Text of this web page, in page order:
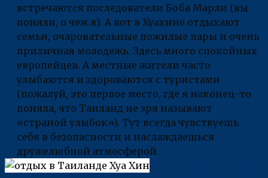
встречаются последователи Боба Марли (вы
поняли, о чем я). А вот в Хуахине отдыхают
семьи, очаровательные пожилые пары и очень
приличная молодежь. Здесь много спокойных
европейцев. А местные жители часто
улыбаются и здороваются с туристами
(пожалуй, это первое место, где я наконец-то
поняла, что Таиланд не зря называют
«страной улыбок»). Тут всегда чувствуешь
себя в безопасности и наслаждаешься
дружелюбной атмосферой.